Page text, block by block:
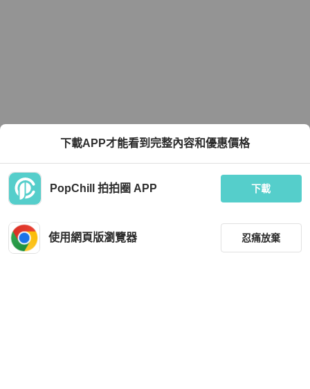
下載APP才能看到完整內容和優惠價格
PopChill 拍拍圈 APP 下載
使用網頁版瀏覽器 忍痛放棄